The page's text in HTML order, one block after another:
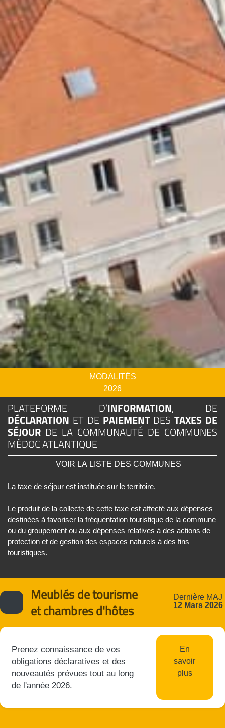
MODALITÉS
2026
PLATEFORME D’INFORMATION, DE
DÉCLARATION ET DE PAIEMENTDESTAXES DE
SÉJOUR DE LA COMMUNAUTÉ DE COMMUNES
MÉDOC ATLANTIQUE
VOIR LA LISTE DES COMMUNES
La taxe de séjour est instituée sur le territoire.
Le produit de la collecte de cette taxe est affecté aux dépenses
destinées à favoriser la fréquentation touristique de la commune
ou du groupement ou aux dépenses relatives à des actions de
protection et de gestion des espaces naturels à des fins
touristiques.
Meublés de tourisme
et chambres d'hôtes
Dernière MAJ
12 Mars 2026
Prenez connaissance de vos
obligations déclaratives et des
nouveautés prévues tout au long
de l'année 2026.
En
savoir
plus